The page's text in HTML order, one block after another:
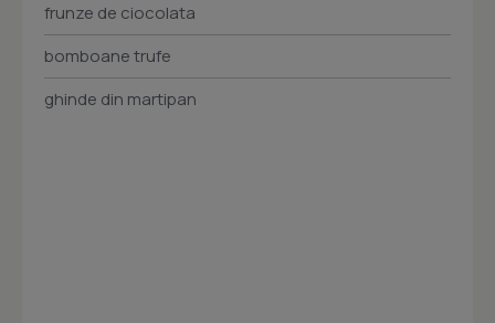
frunze de ciocolata
bomboane trufe
ghinde din martipan